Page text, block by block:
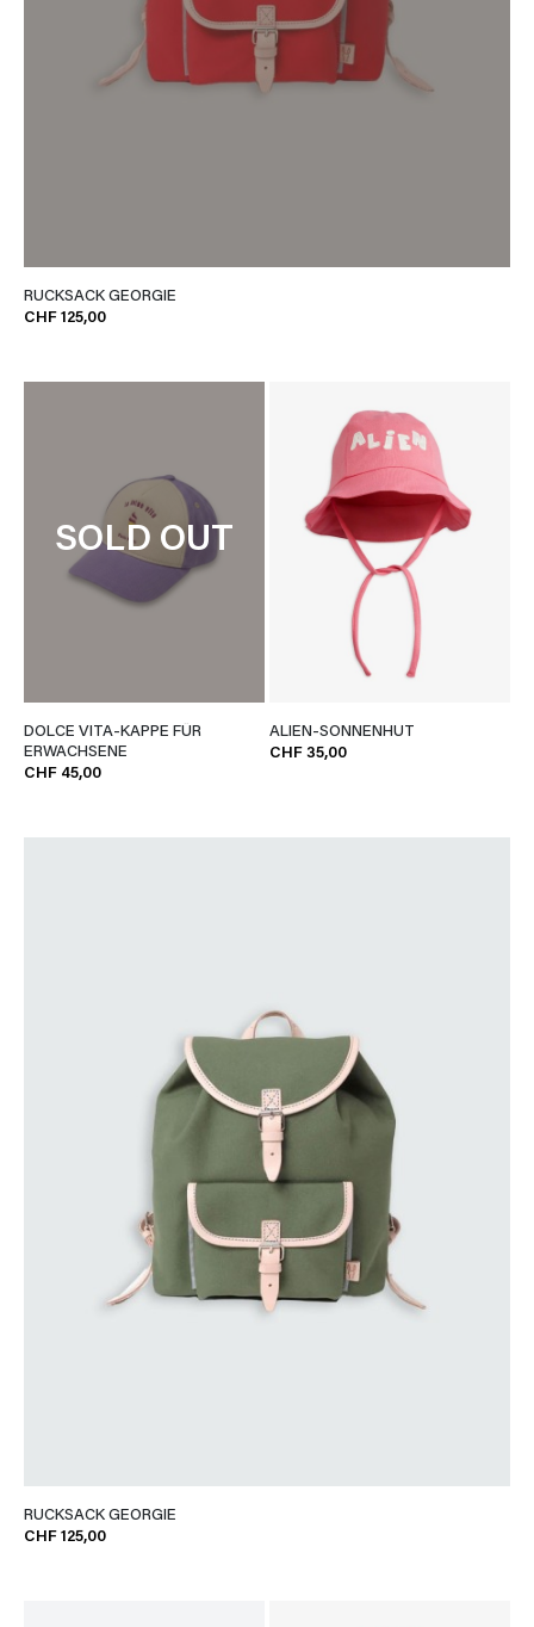
RUCKSACK GEORGIE
CHF 125,00
SOLD OUT
DOLCE VITA-KAPPE FÜR
ERWACHSENE
CHF 45,00
ALIEN-SONNENHUT
CHF 35,00
RUCKSACK GEORGIE
CHF 125,00